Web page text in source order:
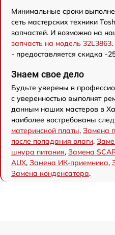
Минимальные сроки
сеть мастерских техники
запчастей. И возможно на
запчасть на модель 32L3863.
- предоставляется скидка -
Знаем свое дело
Будьте уверены в
с уверенностью выполнят
данным наших мастеров в
наиболее востребованы
материнской платы, Замена
после попадания влаги,
шнура питания, Замена
AUX, Замена ИК-приемника,
Замена конденсатора.